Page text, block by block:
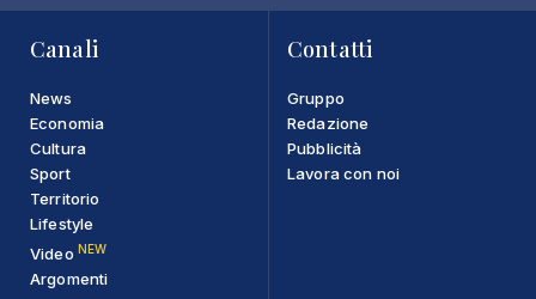
Canali
News
Economia
Cultura
Sport
Territorio
Lifestyle
Video NEW
Argomenti
Contatti
Gruppo
Redazione
Pubblicità
Lavora con noi